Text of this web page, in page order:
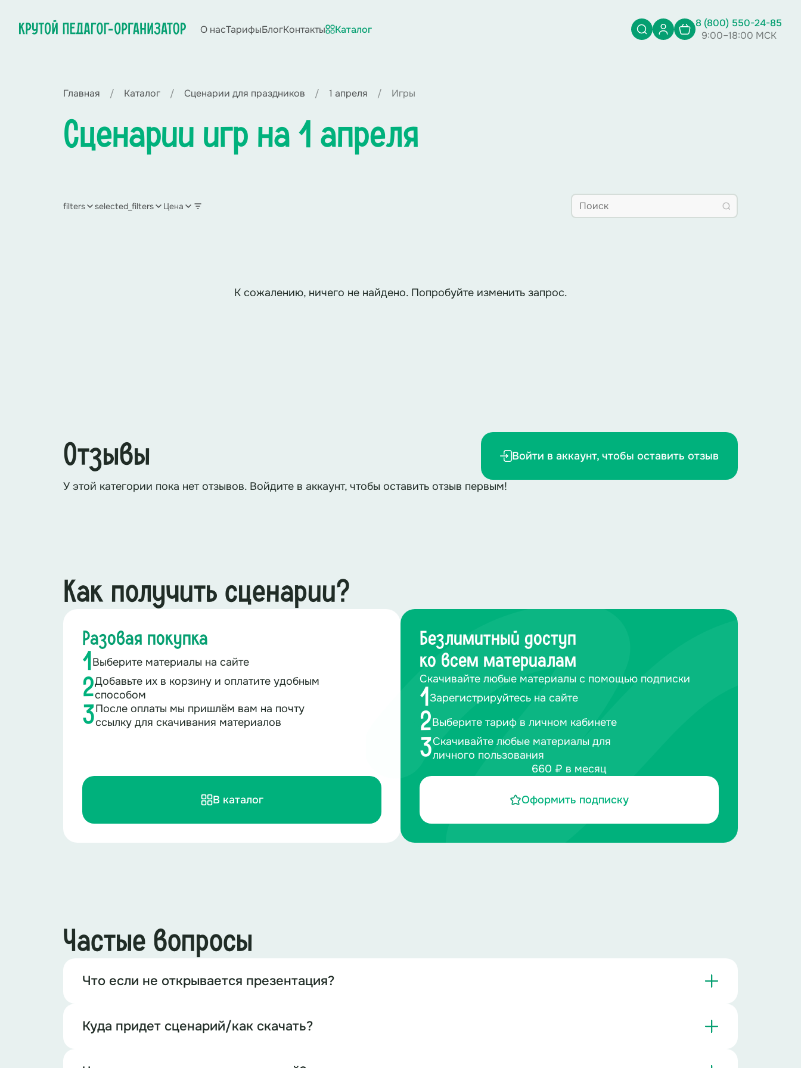
О насТарифыБлогКонтакты Каталог
8 (800) 550-24-85
9:00–18:00 МСК
Главная Каталог Сценарии для праздников 1 апреля Игры
Сценарии игр на 1 апреля
filters selected_filters Цена
К сожалению, ничего не найдено. Попробуйте изменить запрос.
Отзывы Войти в аккаунт, чтобы оставить отзыв
У этой категории пока нет отзывов. Войдите в аккаунт, чтобы оставить отзыв первым!
Как получить сценарии?
Разовая покупка
1Выберите материалы на сайте
2Добавьте их в корзину и оплатите удобным
способом
3После оплаты мы пришлём вам на почту
ссылку для скачивания материалов
В каталог
Безлимитный доступ
ко всем материалам
Скачивайте любые материалы с помощью подписки
1Зарегистрируйтесь на сайте
2Выберите тариф в личном кабинете
3Скачивайте любые материалы для
личного пользования
660 ₽ в месяц
Оформить подписку
Частые вопросы
Что если не открывается презентация?
Куда придет сценарий/как скачать?